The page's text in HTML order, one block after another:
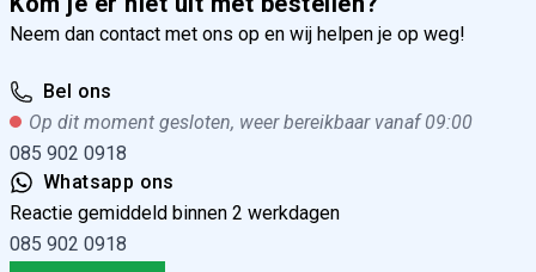
Neem dan contact met ons op en wij helpen je op weg!
Bel ons
Op dit moment gesloten, weer bereikbaar vanaf 09:00
085 902 0918
Whatsapp ons
Reactie gemiddeld binnen 2 werkdagen
085 902 0918